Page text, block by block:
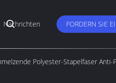
Nachrichten FORDERN SIE
Polyester-Stapelfaser Anti-